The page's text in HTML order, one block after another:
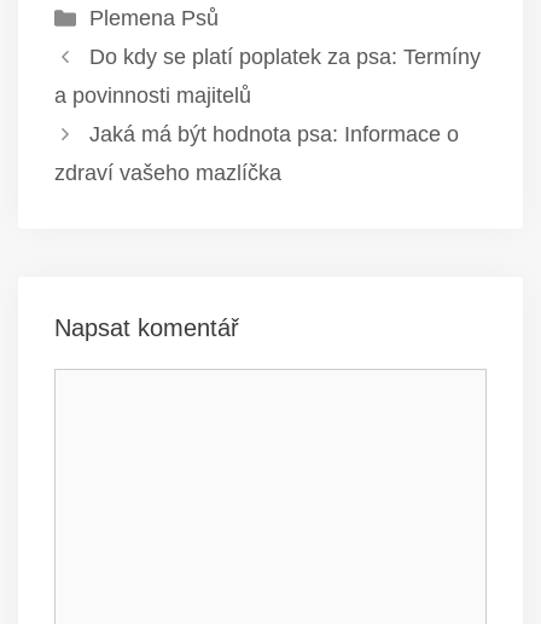
Rubriky
Plemena Psů
Do kdy se platí poplatek za psa: Termíny
a povinnosti majitelů
Jaká má být hodnota psa: Informace o
zdraví vašeho mazlíčka
Napsat komentář